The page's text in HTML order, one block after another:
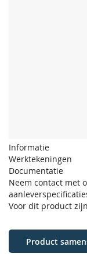
Informatie
Werktekeningen
Documentatie
Neem contact met
Voor dit product
Product